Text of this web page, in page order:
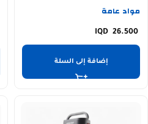
مواد عامة
26.500
إضافة إلى السلة